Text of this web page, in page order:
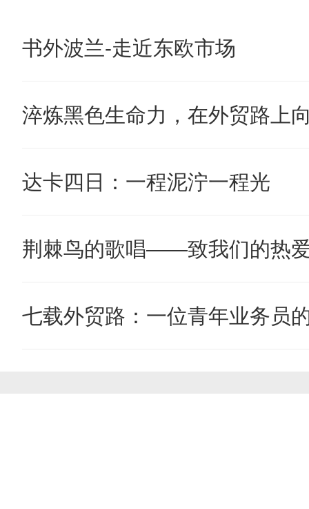
书外波兰-走近东欧市场
淬炼黑色生命力，在外贸路上
达卡四日：一程泥泞一程光
荆棘鸟的歌唱——致我们的热
七载外贸路：一位青年业务员